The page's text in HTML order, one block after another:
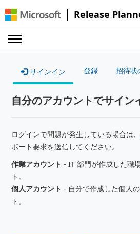
Release
サインイン 登録 招待状
自分のアカウントでサイン
ログインで問題が発生している場合は、
ポート要求を送信してください。
作業アカウント - IT 部門が作成した職
ト。
個人アカウント - 自分で作成した個人
ト。